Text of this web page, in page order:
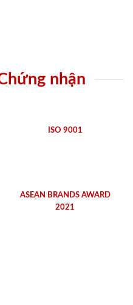
nhận
ISO 9001
ASEAN BRANDS AWARD
2021